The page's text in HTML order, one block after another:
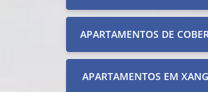
APARTAMENTOS DE
APARTAMENTOS EM